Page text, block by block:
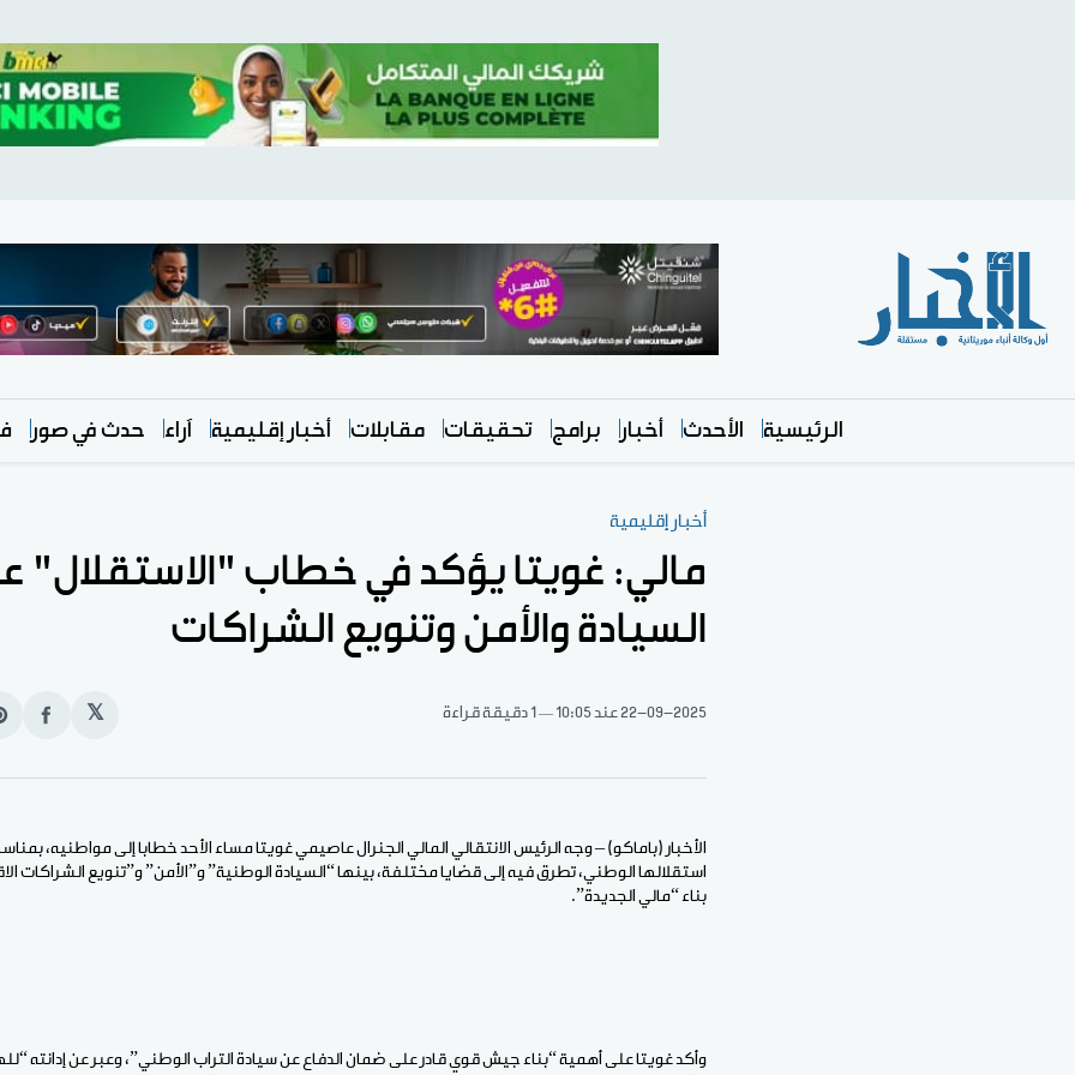
الرئيسية الأحدث أخبار برامج تحقيقات مقابلات أخبار إقليمية آراء حدث في صور
أخبار إقليمية
مالي: غويتا يؤكد في خطاب "الاستقلال"
السيادة والأمن وتنويع الشراكات
22-09-2025عند 10:05 1 دقيقة قراءة 𝕏
انشر
استقلالها الوطني، تطرق فيه إلى قضايا مختلفة، بينها “السيادة الوطنية” و”الأمن” و”تنويع الشراكات
بناء “مالي الجديدة”.
وأكد غويتا على أهمية “بناء جيش قوي قادر على ضمان الدفاع عن سيادة التراب الوطني”، وعبر عن إدانته